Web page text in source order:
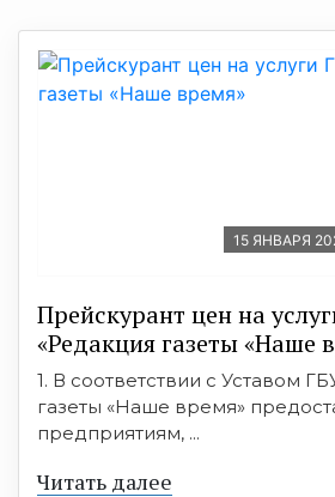
15 ЯНВАРЯ
Прейскурант цен на
«Редакция газеты «Наше
1. В соответствии с Уставом
газеты «Наше время»
предприятиям, ...
Читать далее